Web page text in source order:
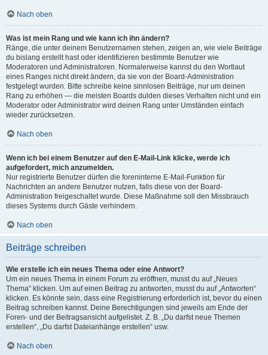
Nach oben
Was ist mein Rang und wie kann ich ihn ändern?
Ränge, die unter deinem Benutzernamen stehen, zeigen an, wie viele Beiträge
du bislang erstellt hast oder identifizieren bestimmte Benutzer wie
Moderatoren und Administratoren. Normalerweise kannst du den Wortlaut
eines Ranges nicht direkt ändern, da sie von der Board-Administration
festgelegt wurden. Bitte schreibe keine sinnlosen Beiträge, nur um deinen
Rang zu erhöhen — die meisten Boards dulden dieses Verhalten nicht und ein
Moderator oder Administrator wird deinen Rang unter Umständen einfach
wieder zurücksetzen.
Nach oben
Wenn ich bei einem Benutzer auf den E-Mail-Link klicke, werde ich
aufgefordert, mich anzumelden.
Nur registrierte Benutzer dürfen die foreninterne E-Mail-Funktion für
Nachrichten an andere Benutzer nutzen, falls diese von der Board-
Administration freigeschaltet wurde. Diese Maßnahme soll den Missbrauch
dieses Systems durch Gäste verhindern.
Nach oben
Beiträge schreiben
Wie erstelle ich ein neues Thema oder eine Antwort?
Um ein neues Thema in einem Forum zu eröffnen, musst du auf „Neues
Thema“ klicken. Um auf einen Beitrag zu antworten, musst du auf „Antworten“
klicken. Es könnte sein, dass eine Registrierung erforderlich ist, bevor du einen
Beitrag schreiben kannst. Deine Berechtigungen sind jeweils am Ende der
Foren- und der Beitragsansicht aufgelistet. Z. B. „Du darfst neue Themen
erstellen“, „Du darfst Dateianhänge erstellen“ usw.
Nach oben